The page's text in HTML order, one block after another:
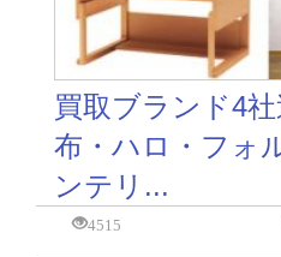
買取ブランド4
布・ハロ・フォ
ンテリ...
4515